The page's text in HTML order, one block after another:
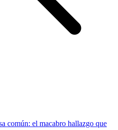
común: el macabro hallazgo que